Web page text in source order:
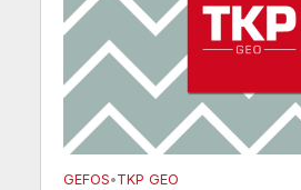
GEFOS•TKP GEO